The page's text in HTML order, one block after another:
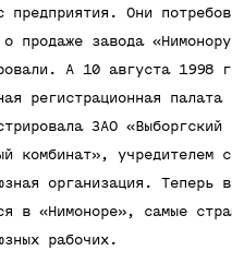
предприятия. Они
о продаже завода
А 10 августа 1998
регистрационная палата
ЗАО «Выборгский
комбинат», учредителем
организация. Теперь
в «Нимоноре», самые
рабочих.